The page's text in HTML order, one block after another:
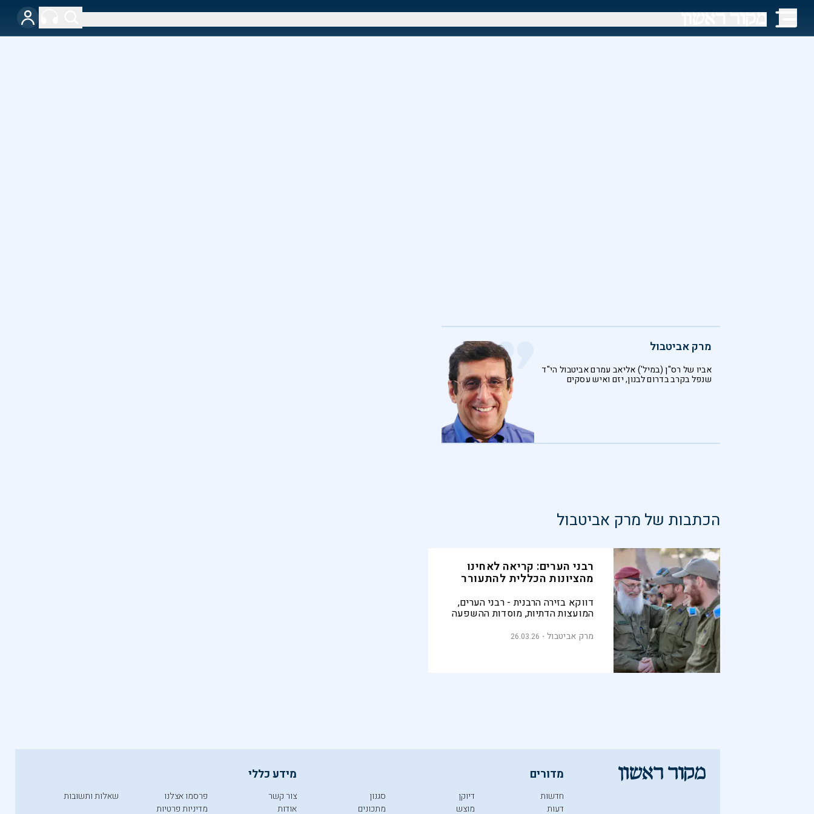
מרק אביטבול
אביו של רס"ן (במיל') אליאב עמרם אביטבול הי"ד
שנפל בקרב בדרום לבנון, יזם ואיש עסקים
הכתבות של מרק אביטבול
רבני הערים: קריאה לאחינו
מהציונות הכללית להתעורר
דווקא בזירה הרבנית - רבני הערים,
המועצות הדתיות, מוסדות ההשפעה
הדתית, למרות היותה המחויבת ביותר
מרק אביטבול 26.03.26
מדורים
חדשות
דעות
דיוקן
מוצש
סגנון
מתכונים
מידע כללי
צור קשר
אודות
פרסמו אצלנו
מדיניות פרטיות
שאלות ותשובות